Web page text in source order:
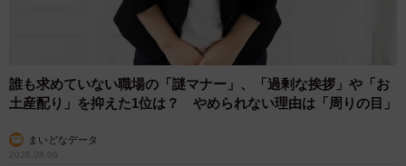
誰も求めていない職場の「謎マナー」、「過剰な挨拶」や「お
土産配り」を抑えた1位は？ やめられない理由は「周りの目」
まいどなデータ
2026.08.06